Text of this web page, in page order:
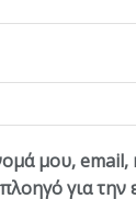
μου, email,
για